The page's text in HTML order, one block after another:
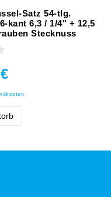
Satz 54-tlg.
kant 6,3 / 1/4" + 12,5
Stecknuss